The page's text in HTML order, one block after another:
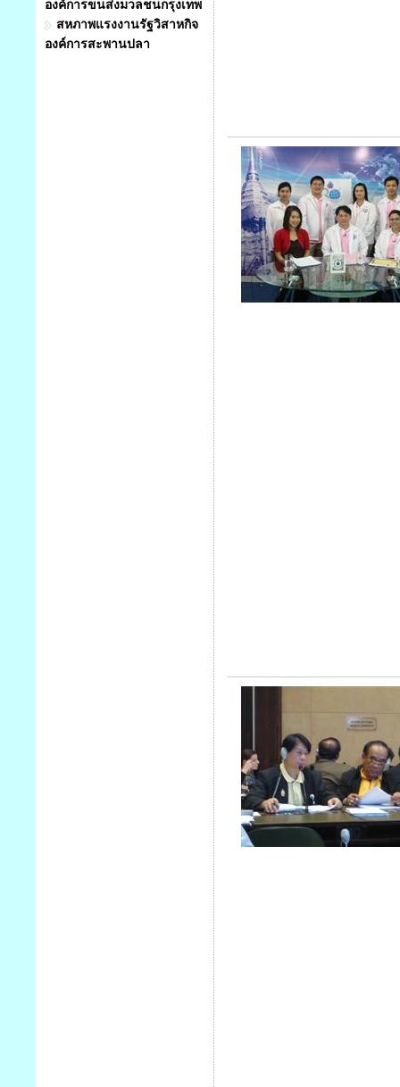
องค์การขนส่งมวลชนกรุงเทพ
สหภาพแรงงานรัฐวิสาหกิจ
องค์การสะพานปลา